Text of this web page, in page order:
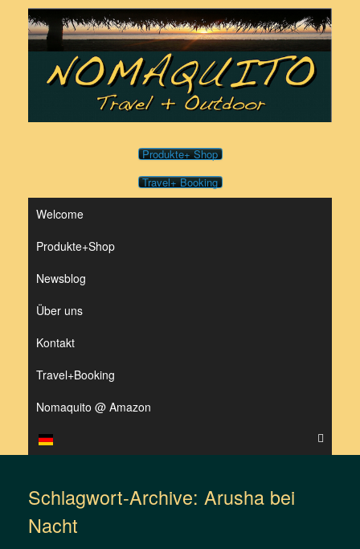
springen
Produkte+ Shop
Travel+ Booking
Welcome
Produkte+Shop
Newsblog
Über uns
Kontakt
Travel+Booking
Nomaquito @ Amazon
Schlagwort-Archive: Arusha bei
Nacht